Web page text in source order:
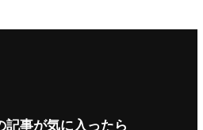
記事が気に入ったら